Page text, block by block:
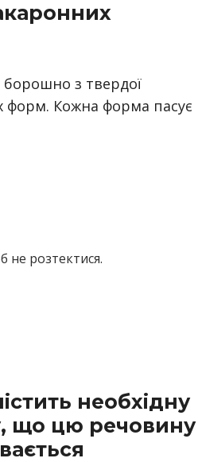
з твердої
форм. Кожна форма пасує
не розтектися.
необхідну
що цю речовину